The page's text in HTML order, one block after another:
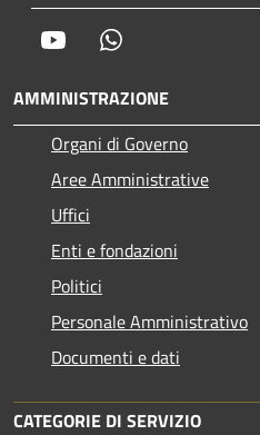
Youtube
AMMINISTRAZIONE
Organi di Governo
Aree Amministrative
Uffici
Enti e fondazioni
Politici
Personale Amministrativo
Documenti e dati
CATEGORIE DI SERVIZIO